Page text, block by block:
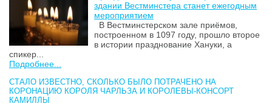
здании Вестминстера станет ежегодным
мероприятием
В Вестминстерском зале приёмов,
построенном в 1097 году, прошло второе
в истории празднование Хануки, а
спикер...
Подробнее...
СТАЛО ИЗВЕСТНО, СКОЛЬКО БЫЛО ПОТРАЧЕНО НА
КОРОНАЦИЮ КОРОЛЯ ЧАРЛЬЗА И КОРОЛЕВЫ-КОНСОРТ
КАМИЛЛЫ